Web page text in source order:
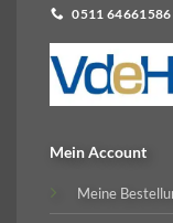
0511 64661586
Mein Account
Meine